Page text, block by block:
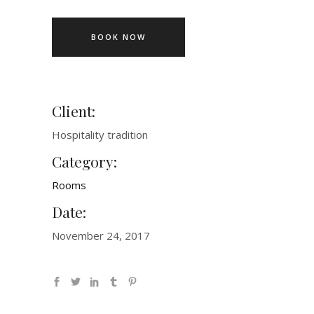
BOOK NOW
Client:
Hospitality tradition
Category:
Rooms
Date:
November 24, 2017